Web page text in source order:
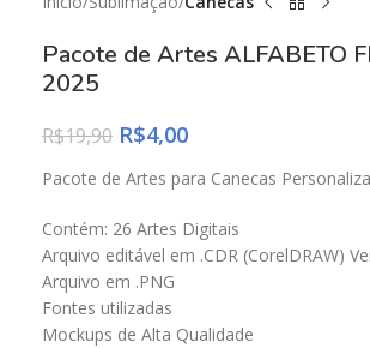
Pacote de Artes ALFABETO
2025
R$19,90 R$4,00
Pacote de Artes para Canecas
Contém: 26 Artes Digitais
Arquivo editável em .CDR (CorelDRAW)
Arquivo em .PNG
Fontes utilizadas
Mockups de Alta Qualidade